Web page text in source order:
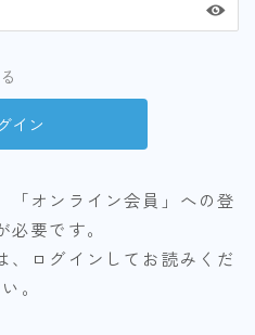
「オンライン会員」への登
必要です。
、ログインしてお読みくだ
。